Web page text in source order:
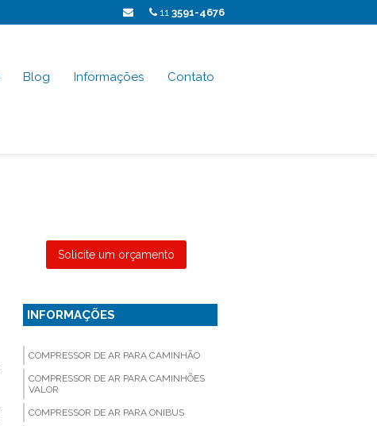
11 3591-4676
Blog Informações Contato
Solicite um orçamento
INFORMAÇÕES
COMPRESSOR DE AR PARA CAMINHÃO
COMPRESSOR DE AR PARA CAMINHÕES
VALOR
COMPRESSOR DE AR PARA ONIBUS